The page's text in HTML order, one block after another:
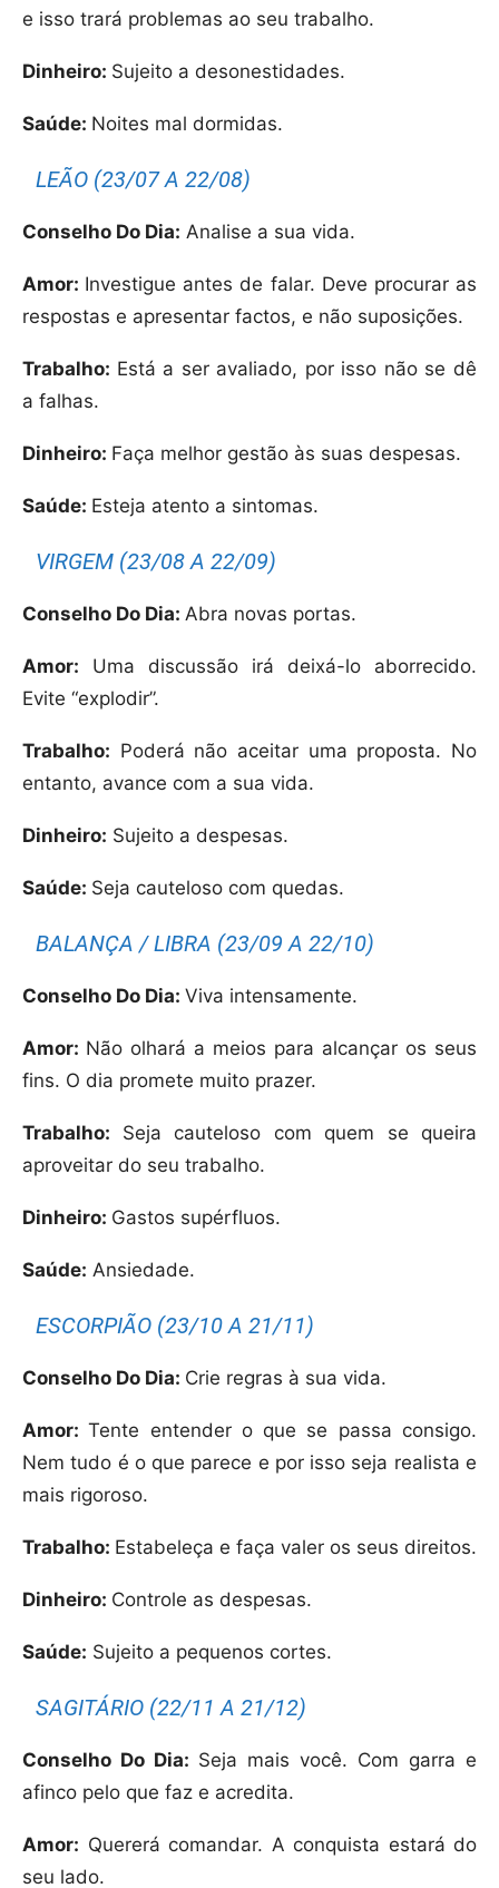
e isso trará problemas ao seu trabalho.
Dinheiro: Sujeito a desonestidades.
Saúde: Noites mal dormidas.
LEÃO (23/07 A 22/08)
Conselho Do Dia: Analise a sua vida.
Amor: Investigue antes de falar. Deve procurar as
respostas e apresentar factos, e não suposições.
Trabalho: Está a ser avaliado, por isso não se dê
a falhas.
Dinheiro: Faça melhor gestão às suas despesas.
Saúde: Esteja atento a sintomas.
VIRGEM (23/08 A 22/09)
Conselho Do Dia: Abra novas portas.
Amor: Uma discussão irá deixá-lo aborrecido.
Evite “explodir”.
Trabalho: Poderá não aceitar uma proposta. No
entanto, avance com a sua vida.
Dinheiro: Sujeito a despesas.
Saúde: Seja cauteloso com quedas.
BALANÇA / LIBRA (23/09 A 22/10)
Conselho Do Dia: Viva intensamente.
Amor: Não olhará a meios para alcançar os seus
fins. O dia promete muito prazer.
Trabalho: Seja cauteloso com quem se queira
aproveitar do seu trabalho.
Dinheiro: Gastos supérfluos.
Saúde: Ansiedade.
ESCORPIÃO (23/10 A 21/11)
Conselho Do Dia: Crie regras à sua vida.
Amor:Tente entender o que se passa consigo.
Nem tudo é o que parece e por isso seja realista e
mais rigoroso.
Trabalho: Estabeleça e faça valer os seus direitos.
Dinheiro: Controle as despesas.
Saúde: Sujeito a pequenos cortes.
SAGITÁRIO (22/11 A 21/12)
Conselho Do Dia: Seja mais você. Com garra e
afinco pelo que faz e acredita.
Amor: Quererá comandar. A conquista estará do
seu lado.